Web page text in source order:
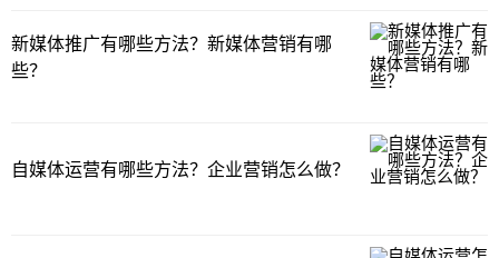
新媒体推广有哪些方法？新媒体营销有哪
些？
自媒体运营有哪些方法？企业营销怎么做？